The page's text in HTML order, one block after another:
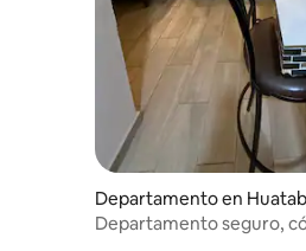
Departamento en
Departamento seguro,